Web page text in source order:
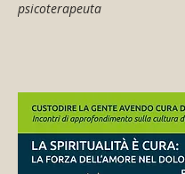
psicoterapeuta